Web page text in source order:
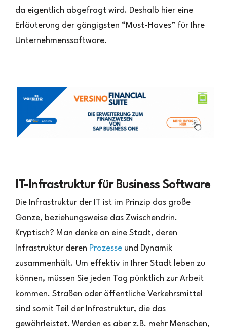
da eigentlich abgefragt wird. Deshalb hier eine
Erläuterung der gängigsten “Must-Haves” für Ihre
Unternehmenssoftware.
IT-Infrastruktur für Business Software
Die Infrastruktur der IT ist im Prinzip das große
Ganze, beziehungsweise das Zwischendrin.
Kryptisch? Man denke an eine Stadt, deren
Infrastruktur deren Prozesse und Dynamik
zusammenhält. Um effektiv in Ihrer Stadt leben zu
können, müssen Sie jeden Tag pünktlich zur Arbeit
kommen. Straßen oder öffentliche Verkehrsmittel
sind somit Teil der Infrastruktur, die das
gewährleistet. Werden es aber z.B. mehr Menschen,